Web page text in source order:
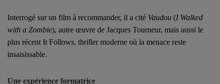
Interrogé sur un film à recommander, il a cité Vaudou (I Walked
with a Zombie), autre œuvre de Jacques Tourneur, mais aussi le
plus récent It Follows, thriller moderne où la menace reste
insaisissable.
Une expérience formatrice